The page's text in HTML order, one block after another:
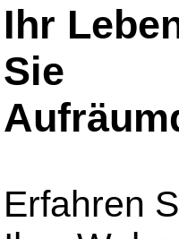
Ihr
Sie
Erfahren